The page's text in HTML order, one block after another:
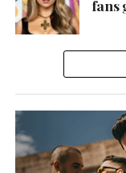
fans